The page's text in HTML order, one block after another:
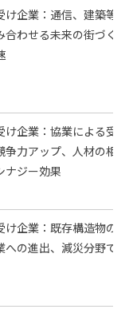
け企業：通信、建築等
合わせる未来の街づく
け企業：協業による受
争力アップ、人材の相
ナジー効果
け企業：既存構造物の
への進出、減災分野で